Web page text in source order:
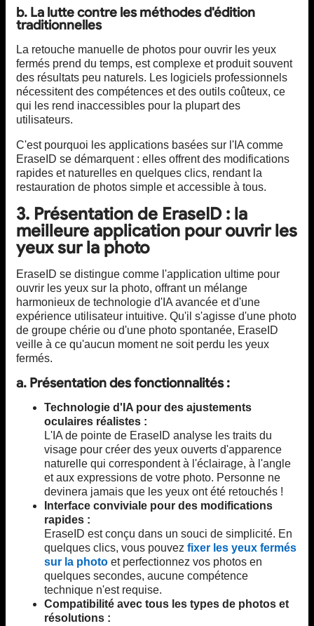
b. La lutte contre les méthodes d'édition
traditionnelles
La retouche manuelle de photos pour ouvrir les yeux
fermés prend du temps, est complexe et produit souvent
des résultats peu naturels. Les logiciels professionnels
nécessitent des compétences et des outils coûteux, ce
qui les rend inaccessibles pour la plupart des
utilisateurs.
C'est pourquoi les applications basées sur l'IA comme
EraseID se démarquent : elles offrent des modifications
rapides et naturelles en quelques clics, rendant la
restauration de photos simple et accessible à tous.
3. Présentation de EraseID : la
meilleure application pour ouvrir les
yeux sur la photo
EraseID se distingue comme l'application ultime pour
ouvrir les yeux sur la photo, offrant un mélange
harmonieux de technologie d'IA avancée et d'une
expérience utilisateur intuitive. Qu'il s'agisse d'une photo
de groupe chérie ou d'une photo spontanée, EraseID
veille à ce qu'aucun moment ne soit perdu les yeux
fermés.
a. Présentation des fonctionnalités :
Technologie d'IA pour des ajustements
oculaires réalistes :
L'IA de pointe de EraseID analyse les traits du
visage pour créer des yeux ouverts d'apparence
naturelle qui correspondent à l'éclairage, à l'angle
et aux expressions de votre photo. Personne ne
devinera jamais que les yeux ont été retouchés !
Interface conviviale pour des modifications
rapides :
EraseID est conçu dans un souci de simplicité. En
quelques clics, vous pouvez fixer les yeux fermés
sur la photo et perfectionnez vos photos en
quelques secondes, aucune compétence
technique n'est requise.
Compatibilité avec tous les types de photos et
résolutions :